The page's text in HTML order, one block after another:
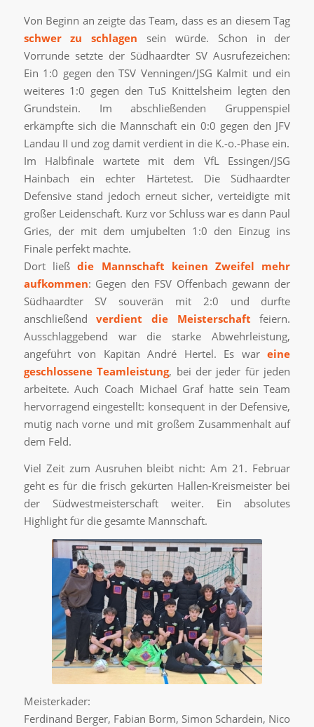
Von Beginn an zeigte das Team, dass es an diesem Tag
schwer zu schlagen sein würde. Schon in der
Vorrunde setzte der Südhaardter SV Ausrufezeichen:
Ein 1:0 gegen den TSV Venningen/JSG Kalmit und ein
weiteres 1:0 gegen den TuS Knittelsheim legten den
Grundstein. Im abschließenden Gruppenspiel
erkämpfte sich die Mannschaft ein 0:0 gegen den JFV
Landau II und zog damit verdient in die K.-o.-Phase ein.
Im Halbfinale wartete mit dem VfL Essingen/JSG
Hainbach ein echter Härtetest. Die Südhaardter
Defensive stand jedoch erneut sicher, verteidigte mit
großer Leidenschaft. Kurz vor Schluss war es dann Paul
Gries, der mit dem umjubelten 1:0 den Einzug ins
Finale perfekt machte.
Dort ließdie Mannschaft keinen Zweifel mehr
aufkommen: Gegen den FSV Offenbach gewann der
Südhaardter SV souverän mit 2:0 und durfte
anschließendverdient die Meisterschaft feiern.
Ausschlaggebend war die starke Abwehrleistung,
angeführt von Kapitän André Hertel. Es wareine
geschlossene Teamleistung, bei der jeder für jeden
arbeitete. Auch Coach Michael Graf hatte sein Team
hervorragend eingestellt: konsequent in der Defensive,
mutig nach vorne und mit großem Zusammenhalt auf
dem Feld.
Viel Zeit zum Ausruhen bleibt nicht: Am 21. Februar
geht es für die frisch gekürten Hallen-Kreismeister bei
der Südwestmeisterschaft weiter. Ein absolutes
Highlight für die gesamte Mannschaft.
Meisterkader:
Ferdinand Berger, Fabian Borm, Simon Schardein, Nico